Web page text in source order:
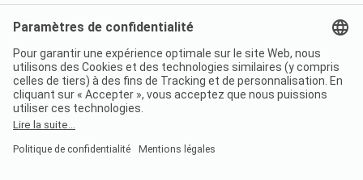
Mentions légales
Protection des données
Conditions d'utilisation
Règlement sur les services numériques